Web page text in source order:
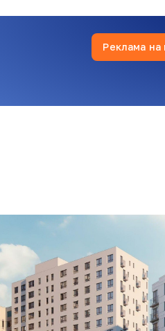
Реклама
отделкой. Вавилова ,9 5
Где был перенос?